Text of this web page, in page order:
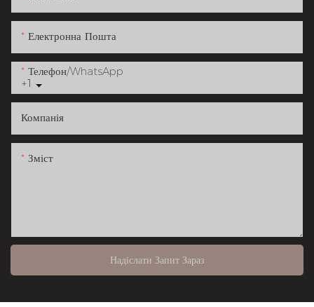
Електронна Пошта
+1
Телефон/WhatsApp
Компанія
Зміст
Надіслати Запит Зараз